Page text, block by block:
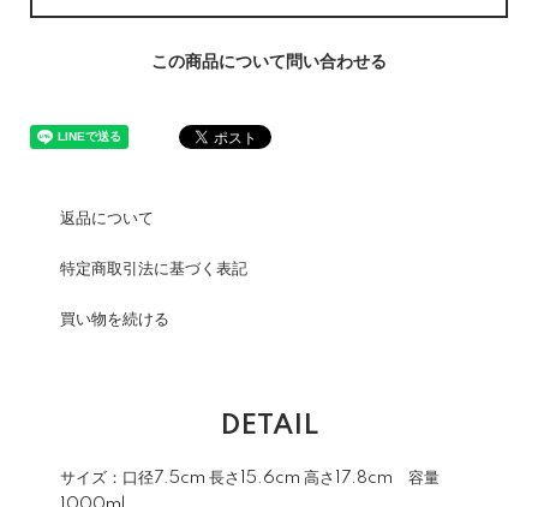
この商品について問い合わせる
返品について
特定商取引法に基づく表記
買い物を続ける
DETAIL
サイズ：口径7.5cm 長さ15.6cm 高さ17.8cm 容量